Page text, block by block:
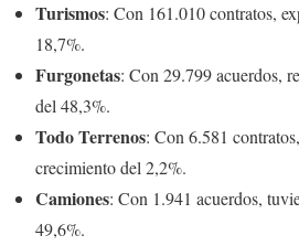
Turismos: Con 161.010 contratos,
18,7%.
Furgonetas: Con 29.799 acuerdos,
del 48,3%.
Todo Terrenos: Con 6.581
crecimiento del 2,2%.
Camiones: Con 1.941 acuerdos,
49,6%.